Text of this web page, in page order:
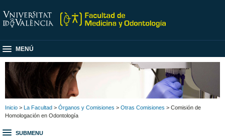
MENÚ
Inicio > La Facultad > Órganos y Comisiones > Otras Comisiones > Comisión de
Homologación en Odontología
SUBMENU